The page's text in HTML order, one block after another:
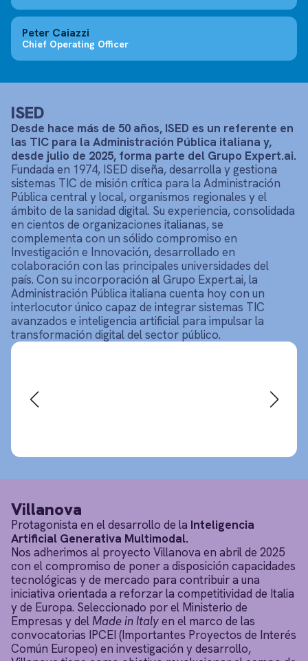
Peter Caiazzi
Chief Operating Officer
ISED
Desde hace más de 50 años, ISED es un referente en
las TIC para la Administración Pública italiana y,
desde julio de 2025, forma parte del Grupo Expert.ai.
Fundada en 1974, ISED diseña, desarrolla y gestiona
sistemas TIC de misión crítica para la Administración
Pública central y local, organismos regionales y el
ámbito de la sanidad digital. Su experiencia, consolidada
en cientos de organizaciones italianas, se
complementa con un sólido compromiso en
Investigación e Innovación, desarrollado en
colaboración con las principales universidades del
país. Con su incorporación al Grupo Expert.ai, la
Administración Pública italiana cuenta hoy con un
interlocutor único capaz de integrar sistemas TIC
avanzados e inteligencia artificial para impulsar la
transformación digital del sector público.
Villanova
Protagonista en el desarrollo de la Inteligencia
Artificial Generativa Multimodal.
Nos adherimos al proyecto Villanova en abril de 2025
con el compromiso de poner a disposición capacidades
tecnológicas y de mercado para contribuir a una
iniciativa orientada a reforzar la competitividad de Italia
y de Europa. Seleccionado por el Ministerio de
Empresas y delMade in Italyen el marco de las
convocatorias IPCEI (Importantes Proyectos de Interés
Común Europeo) en investigación y desarrollo,